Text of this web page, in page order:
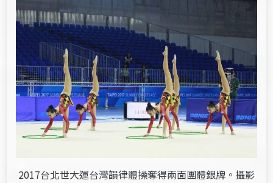
2017台北世大運台灣韻律體操奪得兩面團體銀牌。攝影